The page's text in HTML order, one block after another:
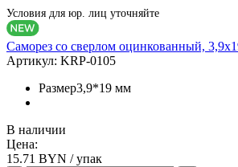
Условия для юр. лиц уточняйте
Саморез со сверлом оцинкованный,
Артикул: KRP-0105
Размер3,9*19 мм
В наличии
Цена:
15.71 BYN / упак